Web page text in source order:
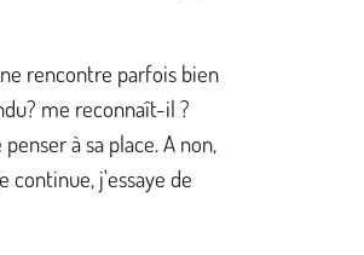
rencontre parfois bien
me reconnaît-il ?
à sa place. A non,
continue, j'essaye de